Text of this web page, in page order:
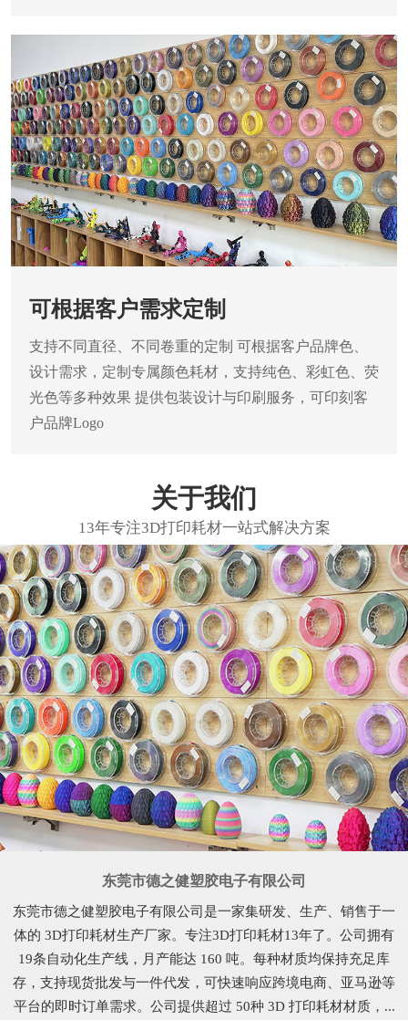
可根据客户需求定制
支持不同直径、不同卷重的定制 可根据客户品牌色、
设计需求，定制专属颜色耗材，支持纯色、彩虹色、荧
光色等多种效果 提供包装设计与印刷服务，可印刻客
户品牌Logo
关于我们
东莞市德之健塑胶电子有限公司
东莞市德之健塑胶电子有限公司是一家集研发、生产、销售于一
体的 3D打印耗材生产厂家。专注3D打印耗材13年了。公司拥有
19条自动化生产线，月产能达 160 吨。每种材质均保持充足库
存，支持现货批发与一件代发，可快速响应跨境电商、亚马逊等
平台的即时订单需求。公司提供超过 50种 3D 打印耗材材质，...